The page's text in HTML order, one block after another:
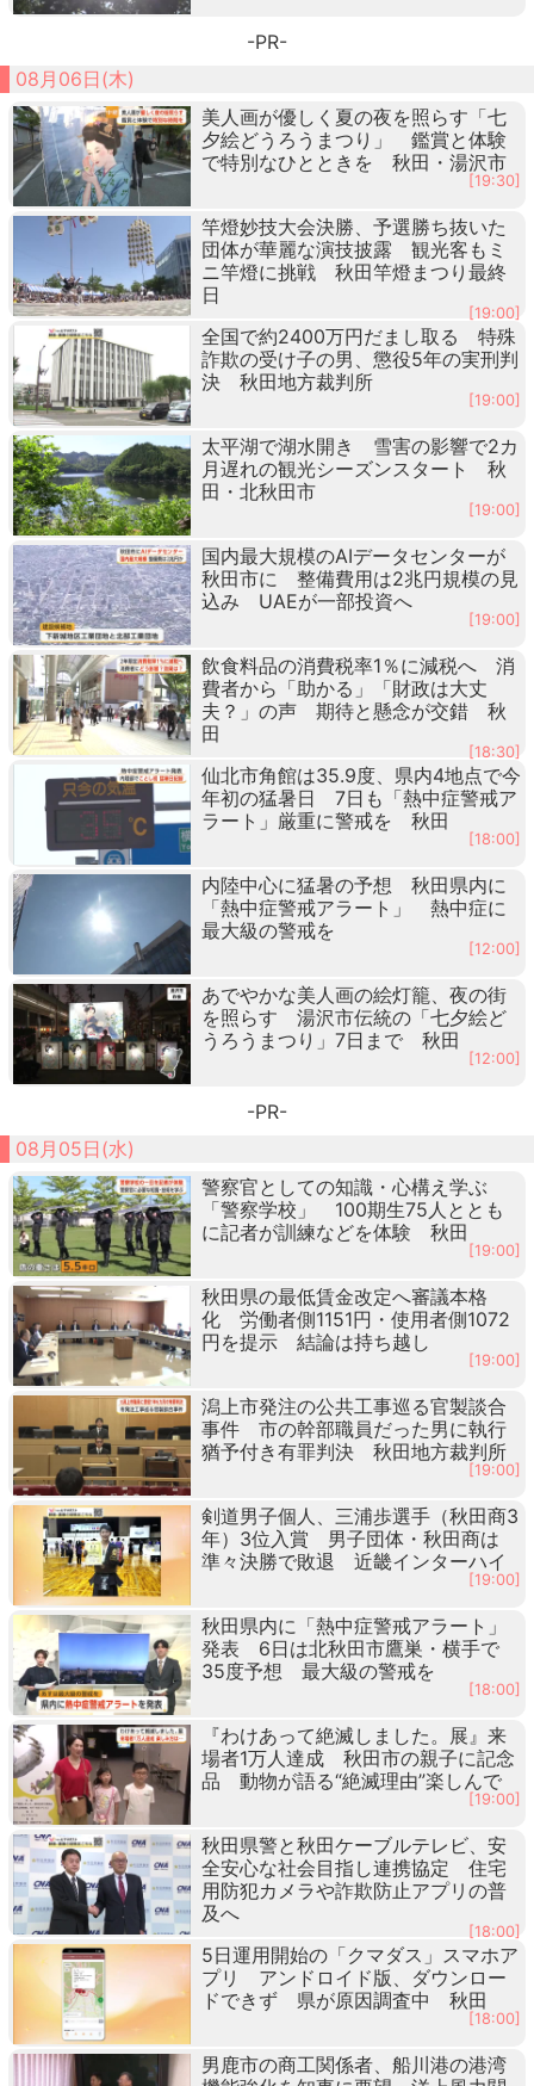
-PR-
08月06日(木)
美人画が優しく夏の夜を照らす「七
夕絵どうろうまつり」 鑑賞と体験
で特別なひとときを 秋田・湯沢市
[19:30]
竿燈妙技大会決勝、予選勝ち抜いた
団体が華麗な演技披露 観光客もミ
ニ竿燈に挑戦 秋田竿燈まつり最終
日
[19:00]
全国で約2400万円だまし取る 特殊
詐欺の受け子の男、懲役5年の実刑判
決 秋田地方裁判所
[19:00]
太平湖で湖水開き 雪害の影響で2カ
月遅れの観光シーズンスタート 秋
田・北秋田市
[19:00]
国内最大規模のAIデータセンターが
秋田市に 整備費用は2兆円規模の見
込み UAEが一部投資へ
[19:00]
飲食料品の消費税率1％に減税へ 消
費者から「助かる」「財政は大丈
夫？」の声 期待と懸念が交錯 秋
田
[18:30]
仙北市角館は35.9度、県内4地点で今
年初の猛暑日 7日も「熱中症警戒ア
ラート」厳重に警戒を 秋田
[18:00]
内陸中心に猛暑の予想 秋田県内に
「熱中症警戒アラート」 熱中症に
最大級の警戒を
[12:00]
あでやかな美人画の絵灯籠、夜の街
を照らす 湯沢市伝統の「七夕絵ど
うろうまつり」7日まで 秋田
[12:00]
-PR-
08月05日(水)
警察官としての知識・心構え学ぶ
「警察学校」 100期生75人ととも
に記者が訓練などを体験 秋田
[19:00]
秋田県の最低賃金改定へ審議本格
化 労働者側1151円・使用者側1072
円を提示 結論は持ち越し
[19:00]
潟上市発注の公共工事巡る官製談合
事件 市の幹部職員だった男に執行
猶予付き有罪判決 秋田地方裁判所
[19:00]
剣道男子個人、三浦歩選手（秋田商3
年）3位入賞 男子団体・秋田商は
準々決勝で敗退 近畿インターハイ
[19:00]
秋田県内に「熱中症警戒アラート」
発表 6日は北秋田市鷹巣・横手で
35度予想 最大級の警戒を
[18:00]
『わけあって絶滅しました。展』来
場者1万人達成 秋田市の親子に記念
品 動物が語る“絶滅理由”楽しんで
[19:00]
秋田県警と秋田ケーブルテレビ、安
全安心な社会目指し連携協定 住宅
用防犯カメラや詐欺防止アプリの普
及へ
[18:00]
5日運用開始の「クマダス」スマホア
プリ アンドロイド版、ダウンロー
ドできず 県が原因調査中 秋田
[18:00]
男鹿市の商工関係者、船川港の港湾